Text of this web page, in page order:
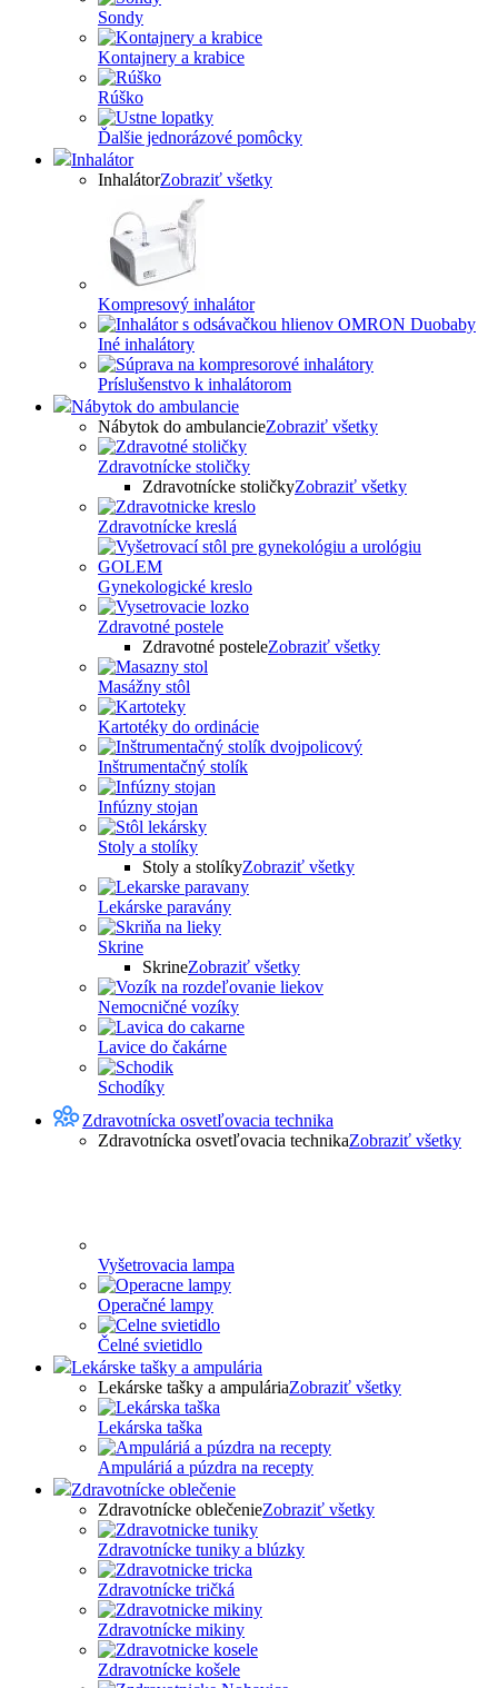
Sondy
Kontajnery a krabice
Rúško
Ďalšie jednorázové pomôcky
Inhalátor
InhalátorZobraziť všetky
Kompresový inhalátor
Iné inhalátory
Príslušenstvo k inhalátorom
Nábytok do ambulancie
Nábytok do ambulancieZobraziť všetky
Zdravotnícke stoličky
Zdravotnícke stoličkyZobraziť všetky
Zdravotnícke kreslá
Gynekologické kreslo
Zdravotné postele
Zdravotné posteleZobraziť všetky
Masážny stôl
Kartotéky do ordinácie
Inštrumentačný stolík
Infúzny stojan
Stoly a stolíky
Stoly a stolíkyZobraziť všetky
Lekárske paravány
Skrine
SkrineZobraziť všetky
Nemocničné vozíky
Lavice do čakárne
Schodíky
Zdravotnícka osvetľovacia technika
Zdravotnícka osvetľovacia technikaZobraziť všetky
Vyšetrovacia lampa
Operačné lampy
Čelné svietidlo
Lekárske tašky a ampulária
Lekárske tašky a ampuláriaZobraziť všetky
Lekárska taška
Ampuláriá a púzdra na recepty
Zdravotnícke oblečenie
Zdravotnícke oblečenieZobraziť všetky
Zdravotnícke tuniky a blúzky
Zdravotnícke tričká
Zdravotnícke mikiny
Zdravotnícke košele